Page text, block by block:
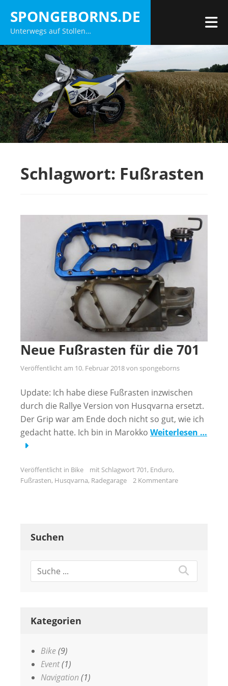
Inhalt
springen
SPONGEBORNS.DE
Unterwegs auf Stollen…
Schlagwort: Fußrasten
Neue Fußrasten für die 701
Veröffentlicht am 10. Februar 2018von spongeborns
Update: Ich habe diese Fußrasten inzwischen
durch die Rallye Version von Husqvarna ersetzt.
Der Grip war am Ende doch nicht so gut, wie ich
gedacht hatte. Ich bin in Marokko Weiterlesen …
Veröffentlicht in Bike mit Schlagwort701, Enduro,
Fußrasten, Husqvarna, Radegarage 2 Kommentare
Suchen
Kategorien
Bike(9)
Event(1)
Navigation(1)